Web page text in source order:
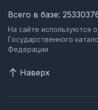
Всего в базе:
На сайте используются
Государственного
Федерации
Наверх